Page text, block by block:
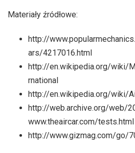
Materiały źródłowe:
http://
ars/4217016.html
http://en.wikipedia.org/wiki/
rnational
http://en.wikipedia.org/wiki/
http://web.archive.org/web/
www.theaircar.com/tests.html
http://www.gizmag.com/go/